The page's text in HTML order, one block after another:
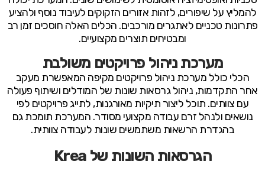
להמליץ על שיפורים, לזהות אזורים הזקוקים לעיבוד נוסף ולהציע
פתרונות טכניים לאתגרים מורכבים. הכלים האלה חוסכים זמן רב
ומבטיחים תוצרים מקצועיים.
מערכת ניהול פרויקטים משולבת
הכלי כולל מערכת ניהול פרויקטים מקיפה המאפשרת מעקב
אחר התקדמות, ניהול גרסאות שונות של המודלים ושיתוף פעולה
עם צוותים. תוכל ליצור תיקיות מאורגנות, לתייג פרויקטים לפי
נושאים ולנהל זרם עבודה מקצועי מסודר. המערכת תומכת גם
בהגדרת הרשאות משתמשים שונות לעבודה צוותית.
הגרסאות השונות של Krea